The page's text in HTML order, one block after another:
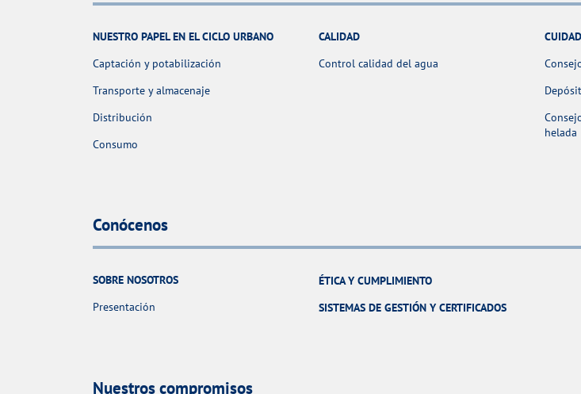
NUESTRO PAPEL EN EL CICLO URBANO
Captación y potabilización
Transporte y almacenaje
Distribución
Consumo
CALIDAD
Control calidad del agua
helada
Conócenos
SOBRE NOSOTROS
Presentación
ÉTICA Y CUMPLIMIENTO
SISTEMAS DE GESTIÓN Y CERTIFICADOS
Nuestros compromisos